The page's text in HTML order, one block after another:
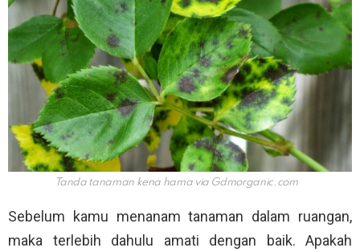
Tanda tanaman kena hama viaGdmorganic.com
Sebelum kamu menanam tanaman dalam ruangan,
maka terlebih dahulu amati dengan baik. Apakah